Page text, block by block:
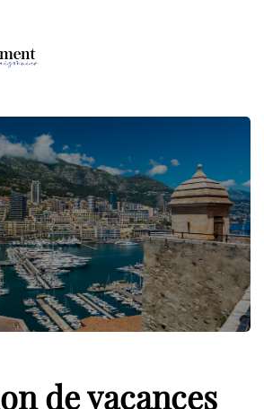
de vacances